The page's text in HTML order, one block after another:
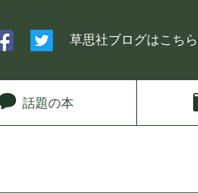
草思社ブログはこちら
話題の本